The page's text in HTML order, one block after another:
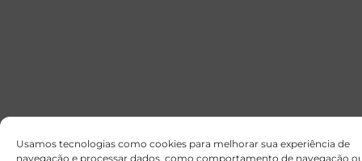
Usamos tecnologias como cookies para melhorar sua experiência de
navegação e processar dados, como comportamento de navegação